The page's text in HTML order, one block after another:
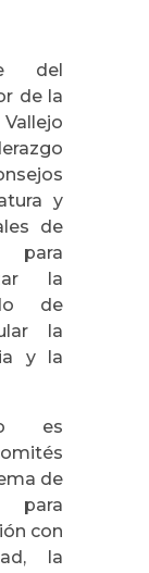
del
de la
y
de
para
la
de
la
y la
es
de
para
con
la